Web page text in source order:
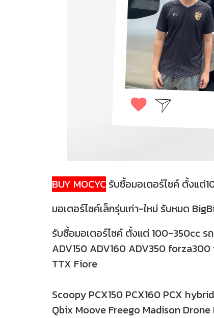
BUY MOCYC รับซื้อมอเตอร์ไซค์ ตั้งแต่
มอเตอร์ไซค์เล็กรุ่นเก่า-ใหม่ รับหมด
รับซื้อมอเตอร์ไซค์ ตั้งแต่ 100-350cc ร
ADV150 ADV160 ADV350 forza300
TTX Fiore
Scoopy PCX150 PCX160 PCX
Qbix Moove Freego Madison Drone